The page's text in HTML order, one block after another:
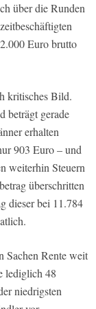
über die Runden
Euro brutto
kritisches Bild.
beträgt gerade
erhalten
903 Euro – und
weiterhin Steuern
überschritten
dieser bei 11.784
Sachen Rente weit
lediglich 48
niedrigsten